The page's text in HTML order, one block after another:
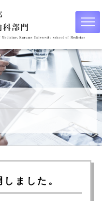
ました。